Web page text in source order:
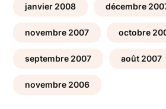
janvier 2008 décembre
novembre 2007 octobre
septembre 2007 août 2007
novembre 2006